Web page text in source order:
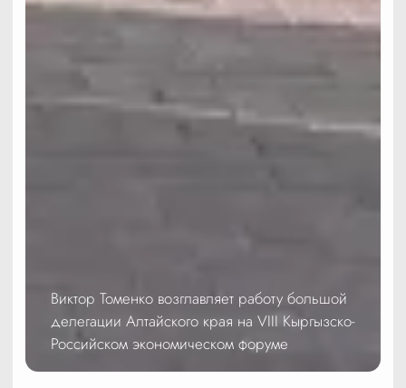
Виктор Томенко возглавляет работу большой
делегации Алтайского края на VIII Кыргызско-
Российском экономическом форуме